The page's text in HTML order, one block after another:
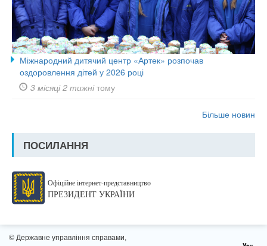
Міжнародний дитячий центр «Артек» розпочав
оздоровлення дітей у 2026 році
3 місяці 2 тижнітому
Більше новин
ПОСИЛАННЯ
Офіційне інтернет-представництво
ПРЕЗИДЕНТ УКРАЇНИ
© Державне управління справами,